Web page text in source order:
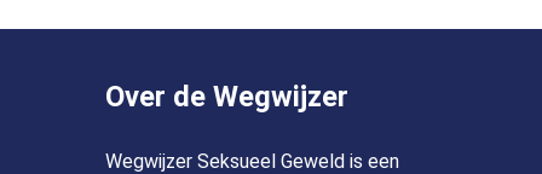
Over de Wegwijzer
Wegwijzer Seksueel Geweld is een